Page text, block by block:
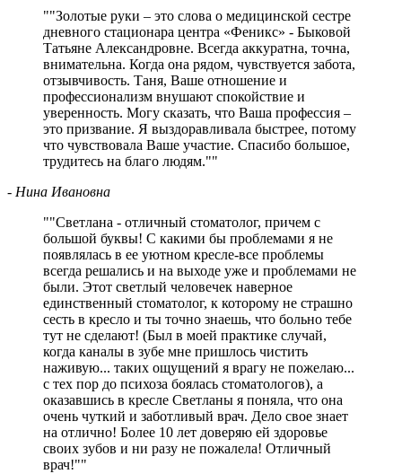
" Золотые руки – это слова о медицинской сестре
дневного стационара центра «Феникс» - Быковой
Татьяне Александровне. Всегда аккуратна, точна,
внимательна. Когда она рядом, чувствуется забота,
отзывчивость. Таня, Ваше отношение и
профессионализм внушают спокойствие и
уверенность. Могу сказать, что Ваша профессия –
это призвание. Я выздоравливала быстрее, потому
что чувствовала Ваше участие. Спасибо большое,
трудитесь на благо людям. "
- Нина Ивановна
" Светлана - отличный стоматолог, причем с
большой буквы! С какими бы проблемами я не
появлялась в ее уютном кресле-все проблемы
всегда решались и на выходе уже и проблемами не
были. Этот светлый человечек наверное
единственный стоматолог, к которому не страшно
сесть в кресло и ты точно знаешь, что больно тебе
тут не сделают! (Был в моей практике случай,
когда каналы в зубе мне пришлось чистить
наживую... таких ощущений я врагу не пожелаю...
с тех пор до психоза боялась стоматологов), а
оказавшись в кресле Светланы я поняла, что она
очень чуткий и заботливый врач. Дело свое знает
на отлично! Более 10 лет доверяю ей здоровье
своих зубов и ни разу не пожалела! Отличный
врач! "